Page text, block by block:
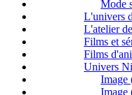
Mode
L'univers
L'atelier
Films et
Films
Univers
Image
Image